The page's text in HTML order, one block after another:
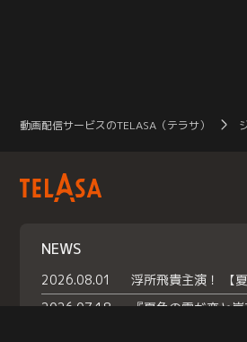
動画配信サービスのTELASA（テラサ）
NEWS
2026.08.01
2026.07.18